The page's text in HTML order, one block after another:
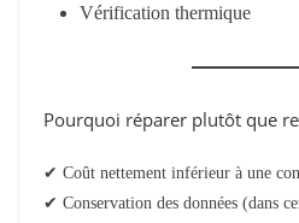
Vérification thermique
Pourquoi réparer plutôt que
✔ Coût nettement inférieur à une
✔ Conservation des données (dans